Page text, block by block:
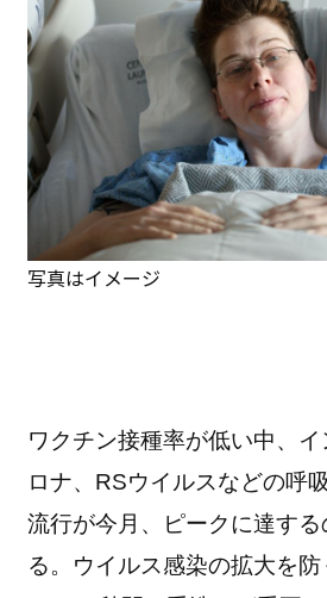
写真はイメージ
ワクチン接種率が低い中、
ロナ、RSウイルスなどの呼
流行が今月、ピークに達す
る。ウイルス感染の拡大を